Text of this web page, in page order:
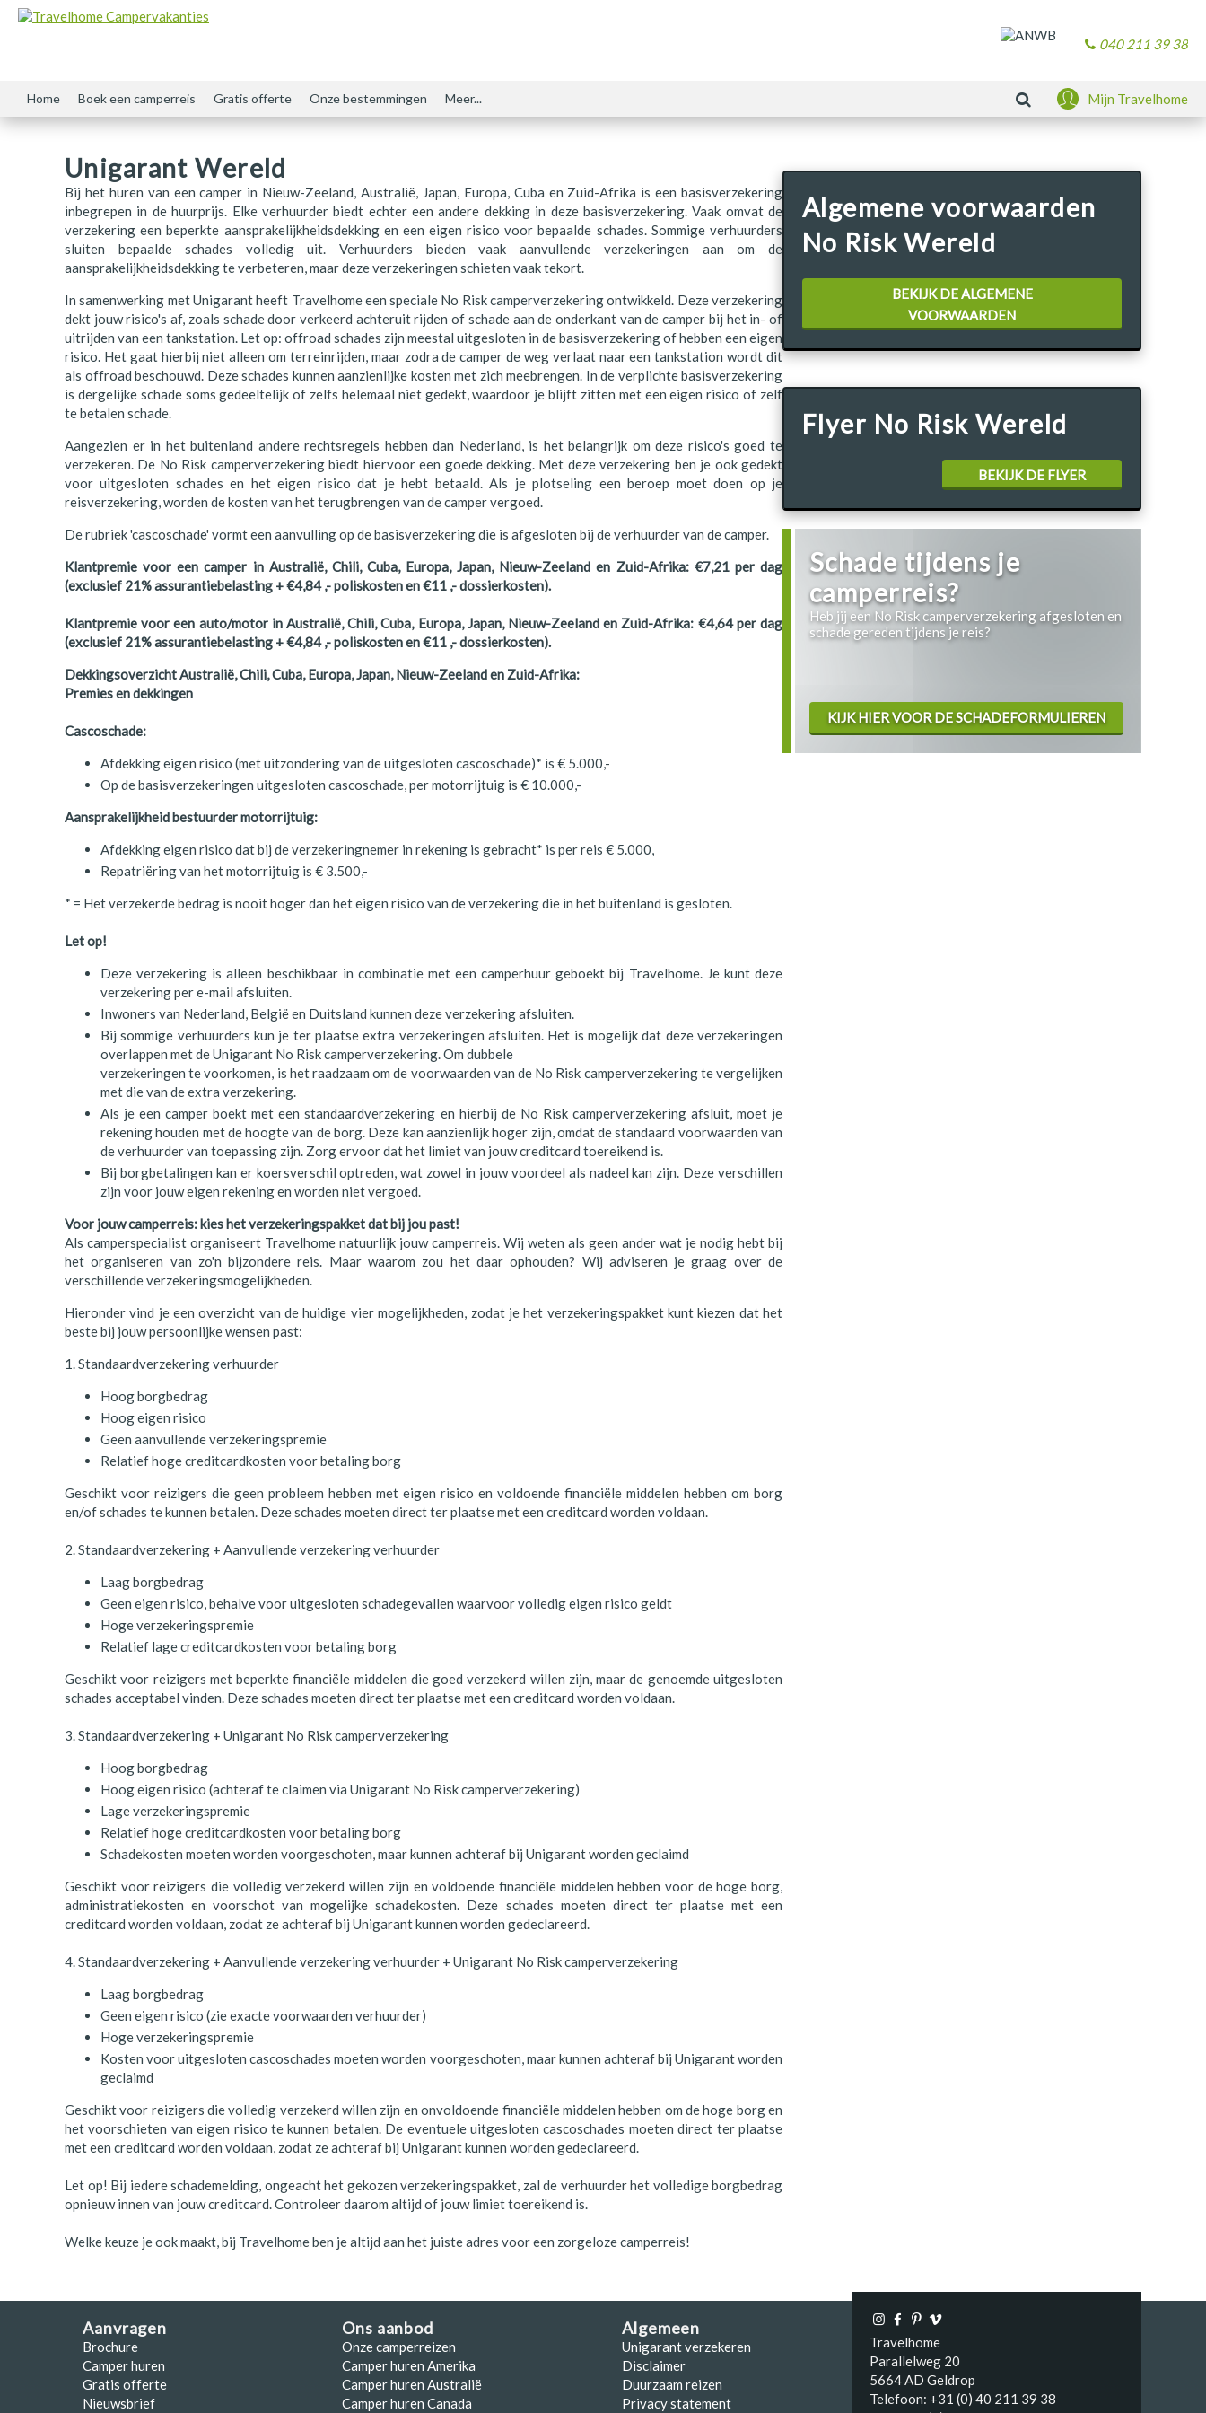
040 211 39 38
Home Boek een camperreis Gratis offerte Onze bestemmingen
Argentinië
Australië
Canada
Denemarken
Duitsland
Engeland
Finland
Ierland
IJsland
Kroatië
Namibië
Noorwegen
Polen
Zwitserland
Meer...
Nieuwsbrief
Camper bezichtigen
Evenementen
Contact
Nieuws & Blog
Over Travelhome
Zoeken Mijn Travelhome
Unigarant Wereld
Bij het huren van een camper in Nieuw-Zeeland, Australië, Japan, Europa, Cuba en Zuid-Afrika is een basisverzekering
inbegrepen in de huurprijs. Elke verhuurder biedt echter een andere dekking in deze basisverzekering. Vaak omvat de
verzekering een beperkte aansprakelijkheidsdekking en een eigen risico voor bepaalde schades. Sommige verhuurders
sluiten bepaalde schades volledig uit. Verhuurders bieden vaak aanvullende verzekeringen aan om de
aansprakelijkheidsdekking te verbeteren, maar deze verzekeringen schieten vaak tekort.
In samenwerking met Unigarant heeft Travelhome een speciale No Risk camperverzekering ontwikkeld. Deze verzekering
dekt jouw risico's af, zoals schade door verkeerd achteruit rijden of schade aan de onderkant van de camper bij het in- of
uitrijden van een tankstation. Let op: offroad schades zijn meestal uitgesloten in de basisverzekering of hebben een eigen
risico. Het gaat hierbij niet alleen om terreinrijden, maar zodra de camper de weg verlaat naar een tankstation wordt dit
als offroad beschouwd. Deze schades kunnen aanzienlijke kosten met zich meebrengen. In de verplichte basisverzekering
is dergelijke schade soms gedeeltelijk of zelfs helemaal niet gedekt, waardoor je blijft zitten met een eigen risico of zelf
te betalen schade.
Aangezien er in het buitenland andere rechtsregels hebben dan Nederland, is het belangrijk om deze risico's goed te
verzekeren. De No Risk camperverzekering biedt hiervoor een goede dekking. Met deze verzekering ben je ook gedekt
voor uitgesloten schades en het eigen risico dat je hebt betaald. Als je plotseling een beroep moet doen op je
reisverzekering, worden de kosten van het terugbrengen van de camper vergoed.
De rubriek 'cascoschade' vormt een aanvulling op de basisverzekering die is afgesloten bij de verhuurder van de camper.
Klantpremie voor een camper in Australië, Chili, Cuba, Europa, Japan, Nieuw-Zeeland en Zuid-Afrika: €7,21 per dag
(exclusief 21% assurantiebelasting + €4,84 ,- poliskosten en €11 ,- dossierkosten).
Klantpremie voor een auto/motor in Australië, Chili, Cuba, Europa, Japan, Nieuw-Zeeland en Zuid-Afrika: €4,64 per dag
(exclusief 21% assurantiebelasting + €4,84 ,- poliskosten en €11 ,- dossierkosten).
Dekkingsoverzicht Australië, Chili, Cuba, Europa, Japan, Nieuw-Zeeland en Zuid-Afrika:
Premies en dekkingen
Cascoschade:
Afdekking eigen risico (met uitzondering van de uitgesloten cascoschade)* is € 5.000,-
Op de basisverzekeringen uitgesloten cascoschade, per motorrijtuig is € 10.000,-
Aansprakelijkheid bestuurder motorrijtuig:
Afdekking eigen risico dat bij de verzekeringnemer in rekening is gebracht* is per reis € 5.000,
Repatriëring van het motorrijtuig is € 3.500,-
* = Het verzekerde bedrag is nooit hoger dan het eigen risico van de verzekering die in het buitenland is gesloten.
Let op!
Deze verzekering is alleen beschikbaar in combinatie met een camperhuur geboekt bij Travelhome. Je kunt deze
verzekering per e-mail afsluiten.
Inwoners van Nederland, België en Duitsland kunnen deze verzekering afsluiten.
Bij sommige verhuurders kun je ter plaatse extra verzekeringen afsluiten. Het is mogelijk dat deze verzekeringen
overlappen met de Unigarant No Risk camperverzekering. Om dubbele
verzekeringen te voorkomen, is het raadzaam om de voorwaarden van de No Risk camperverzekering te vergelijken
met die van de extra verzekering.
Als je een camper boekt met een standaardverzekering en hierbij de No Risk camperverzekering afsluit, moet je
rekening houden met de hoogte van de borg. Deze kan aanzienlijk hoger zijn, omdat de standaard voorwaarden van
de verhuurder van toepassing zijn. Zorg ervoor dat het limiet van jouw creditcard toereikend is.
Bij borgbetalingen kan er koersverschil optreden, wat zowel in jouw voordeel als nadeel kan zijn. Deze verschillen
zijn voor jouw eigen rekening en worden niet vergoed.
Voor jouw camperreis: kies het verzekeringspakket dat bij jou past!
Als camperspecialist organiseert Travelhome natuurlijk jouw camperreis. Wij weten als geen ander wat je nodig hebt bij
het organiseren van zo'n bijzondere reis. Maar waarom zou het daar ophouden? Wij adviseren je graag over de
verschillende verzekeringsmogelijkheden.
Hieronder vind je een overzicht van de huidige vier mogelijkheden, zodat je het verzekeringspakket kunt kiezen dat het
beste bij jouw persoonlijke wensen past:
1. Standaardverzekering verhuurder
Hoog borgbedrag
Hoog eigen risico
Geen aanvullende verzekeringspremie
Relatief hoge creditcardkosten voor betaling borg
Geschikt voor reizigers die geen probleem hebben met eigen risico en voldoende financiële middelen hebben om borg
en/of schades te kunnen betalen. Deze schades moeten direct ter plaatse met een creditcard worden voldaan.
2. Standaardverzekering + Aanvullende verzekering verhuurder
Laag borgbedrag
Geen eigen risico, behalve voor uitgesloten schadegevallen waarvoor volledig eigen risico geldt
Hoge verzekeringspremie
Relatief lage creditcardkosten voor betaling borg
Geschikt voor reizigers met beperkte financiële middelen die goed verzekerd willen zijn, maar de genoemde uitgesloten
schades acceptabel vinden. Deze schades moeten direct ter plaatse met een creditcard worden voldaan.
3. Standaardverzekering + Unigarant No Risk camperverzekering
Hoog borgbedrag
Hoog eigen risico (achteraf te claimen via Unigarant No Risk camperverzekering)
Lage verzekeringspremie
Relatief hoge creditcardkosten voor betaling borg
Schadekosten moeten worden voorgeschoten, maar kunnen achteraf bij Unigarant worden geclaimd
Geschikt voor reizigers die volledig verzekerd willen zijn en voldoende financiële middelen hebben voor de hoge borg,
administratiekosten en voorschot van mogelijke schadekosten. Deze schades moeten direct ter plaatse met een
creditcard worden voldaan, zodat ze achteraf bij Unigarant kunnen worden gedeclareerd.
4. Standaardverzekering + Aanvullende verzekering verhuurder + Unigarant No Risk camperverzekering
Laag borgbedrag
Geen eigen risico (zie exacte voorwaarden verhuurder)
Hoge verzekeringspremie
Kosten voor uitgesloten cascoschades moeten worden voorgeschoten, maar kunnen achteraf bij Unigarant worden
geclaimd
Geschikt voor reizigers die volledig verzekerd willen zijn en onvoldoende financiële middelen hebben om de hoge borg en
het voorschieten van eigen risico te kunnen betalen. De eventuele uitgesloten cascoschades moeten direct ter plaatse
met een creditcard worden voldaan, zodat ze achteraf bij Unigarant kunnen worden gedeclareerd.
Let op! Bij iedere schademelding, ongeacht het gekozen verzekeringspakket, zal de verhuurder het volledige borgbedrag
opnieuw innen van jouw creditcard. Controleer daarom altijd of jouw limiet toereikend is.
Welke keuze je ook maakt, bij Travelhome ben je altijd aan het juiste adres voor een zorgeloze camperreis!
Algemene voorwaarden
No Risk Wereld
BEKIJK DE ALGEMENE
VOORWAARDEN
Flyer No Risk Wereld
BEKIJK DE FLYER
Schade tijdens je
camperreis?
Heb jij een No Risk camperverzekering afgesloten en
schade gereden tijdens je reis?
KIJK HIER VOOR DE SCHADEFORMULIEREN
Aanvragen
Brochure
Camper huren
Gratis offerte
Nieuwsbrief
Ons aanbod
Onze camperreizen
Camper huren Amerika
Camper huren Australië
Camper huren Canada
Algemeen
Unigarant verzekeren
Disclaimer
Duurzaam reizen
Privacy statement
Travelhome
Parallelweg 20
5664 AD Geldrop
Telefoon: +31 (0) 40 211 39 38